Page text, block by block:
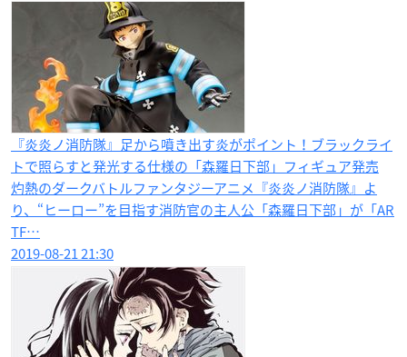
『炎炎ノ消防隊』足から噴き出す炎がポイント！ブラックライ
トで照らすと発光する仕様の「森羅日下部」フィギュア発売
灼熱のダークバトルファンタジーアニメ『炎炎ノ消防隊』よ
り、“ヒーロー”を目指す消防官の主人公「森羅日下部」が「AR
TF…
2019-08-21 21:30